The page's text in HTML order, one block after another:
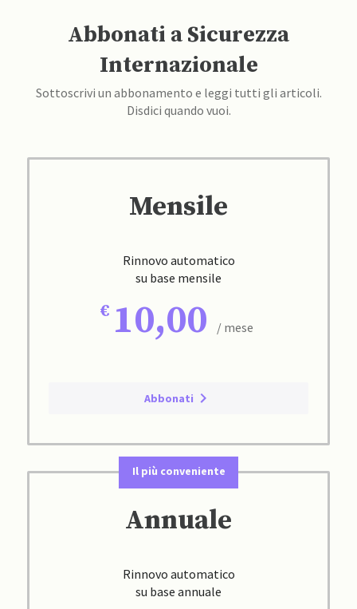
Abbonati a Sicurezza
Internazionale
Sottoscrivi un abbonamento e leggi tutti gli articoli.
Disdici quando vuoi.
Mensile
Rinnovo automatico
su base mensile
10,00 / mese
Abbonati
Il più conveniente
Annuale
Rinnovo automatico
su base annuale